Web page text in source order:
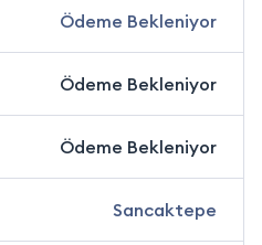
Ödeme Bekleniyor
Ödeme Bekleniyor
Ödeme Bekleniyor
Sancaktepe